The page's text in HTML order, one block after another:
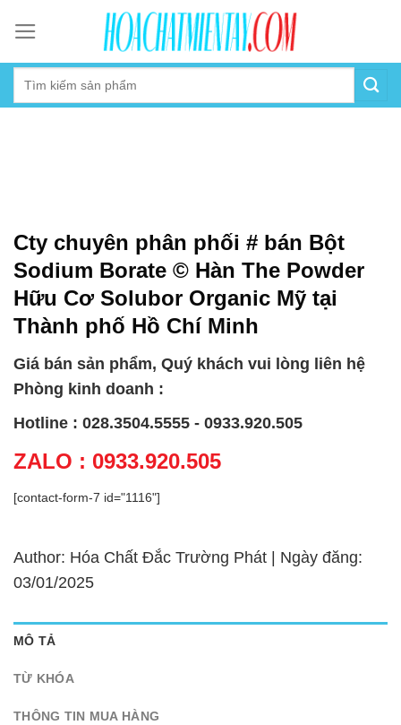
content
Cty chuyên phân phối # bán Bột
Sodium Borate © Hàn The Powder
Hữu Cơ Solubor Organic Mỹ tại
Thành phố Hồ Chí Minh
Giá bán sản phẩm, Quý khách vui lòng liên hệ
Phòng kinh doanh :
Hotline : 028.3504.5555 - 0933.920.505
ZALO : 0933.920.505
[contact-form-7 id="1116"]
Author: Hóa Chất Đắc Trường Phát | Ngày đăng:
03/01/2025
MÔ TẢ
TỪ KHÓA
THÔNG TIN MUA HÀNG